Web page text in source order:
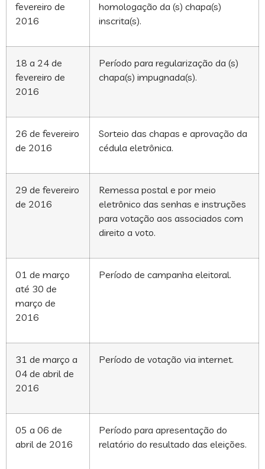
fevereiro de
2016
homologação da (s) chapa(s)
inscrita(s).
18 a 24 de
fevereiro de
2016
Período para regularização da (s)
chapa(s) impugnada(s).
26 de fevereiro
de 2016
Sorteio das chapas e aprovação da
cédula eletrônica.
29 de fevereiro
de 2016
Remessa postal e por meio
eletrônico das senhas e instruções
para votação aos associados com
direito a voto.
01 de março
até 30 de
março de
2016
Período de campanha eleitoral.
31 de março a
04 de abril de
2016
Período de votação via internet.
05 a 06 de
abril de 2016
Período para apresentação do
relatório do resultado das eleições.